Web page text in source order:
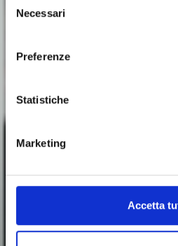
delNecessari
Preferenze
Statistiche
Marketing
Accetta
levigatrice, ed è completa di
microprocessore è montata
mentre il PC, il monitor e la
Scarica la scheda tecnica